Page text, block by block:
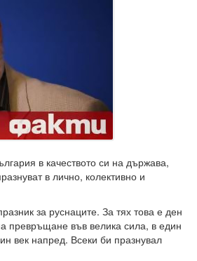
в качеството си на държава,
в лично, колективно и
за руснаците. За тях това е ден
превръщане във велика сила, в един
век напред. Всеки би празнувал